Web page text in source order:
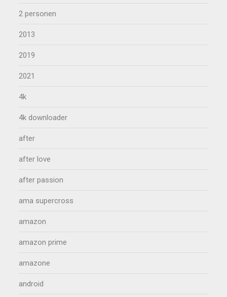
2 personen
2013
2019
2021
4k
4k downloader
after
after love
after passion
ama supercross
amazon
amazon prime
amazone
android